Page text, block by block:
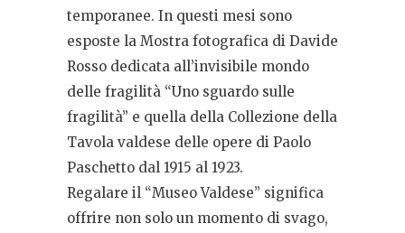
temporanee. In questi mesi sono
esposte la Mostra fotografica di Davide
Rosso dedicata all’invisibile mondo
delle fragilità “Uno sguardo sulle
fragilità” e quella della Collezione della
Tavola valdese delle opere di Paolo
Paschetto dal 1915 al 1923.
Regalare il “Museo Valdese” significa
offrire non solo un momento di svago,